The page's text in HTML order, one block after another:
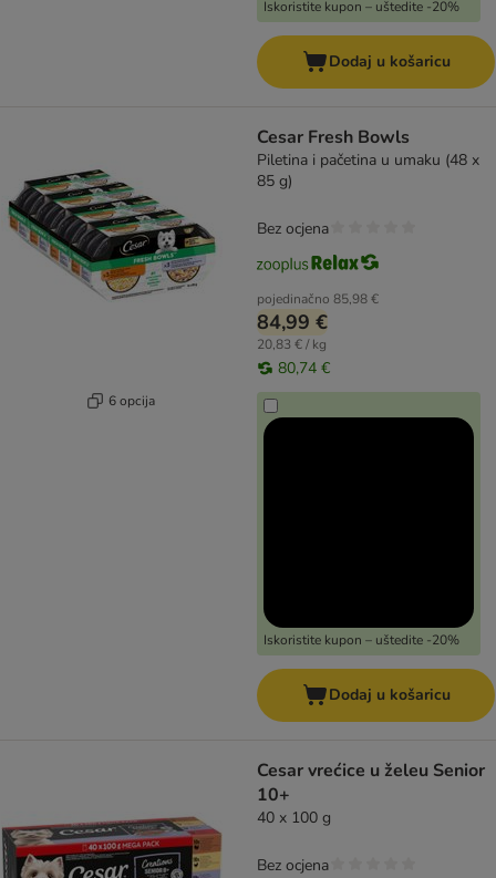
Iskoristite kupon – uštedite -20%
Dodaj u košaricu
6 opcija
Cesar Fresh Bowls
Piletina i pačetina u umaku (48 x
85 g)
pojedinačno 85,98 €
84,99 €
20,83 € / kg
80,74 €
Iskoristite kupon – uštedite -20%
Bez ocjena
Dodaj u košaricu
Cesar vrećice u želeu Senior
10+
40 x 100 g
Bez ocjena